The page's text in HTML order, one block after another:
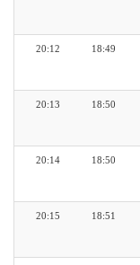
18:49
20:12
18:50
20:13
18:50
20:14
18:51
20:15